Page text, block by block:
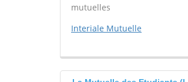
mutuelles
Interiale Mutuelle